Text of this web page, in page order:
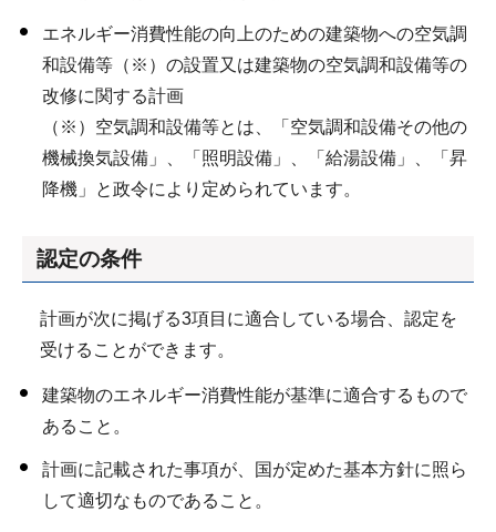
エネルギー消費性能の向上のための建築物への空気調
和設備等（※）の設置又は建築物の空気調和設備等の
改修に関する計画
（※）空気調和設備等とは、「空気調和設備その他の
機械換気設備」、「照明設備」、「給湯設備」、「昇
降機」と政令により定められています。
認定の条件
計画が次に掲げる3項目に適合している場合、認定を
受けることができます。
建築物のエネルギー消費性能が基準に適合するもので
あること。
計画に記載された事項が、国が定めた基本方針に照ら
して適切なものであること。